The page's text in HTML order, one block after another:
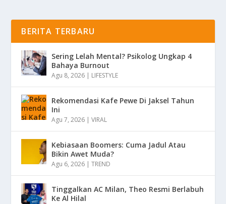
BERITA TERBARU
Sering Lelah Mental? Psikolog Ungkap 4
Bahaya Burnout
Agu 8, 2026 | LIFESTYLE
Rekomendasi Kafe Pewe Di Jaksel Tahun
Ini
Agu 7, 2026 |VIRAL
Kebiasaan Boomers: Cuma Jadul Atau
Bikin Awet Muda?
Agu 6, 2026 |TREND
Tinggalkan AC Milan, Theo Resmi Berlabuh
Ke Al Hilal